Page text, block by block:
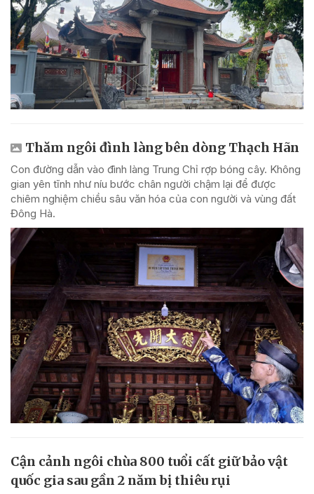
Thăm ngôi đình làng bên dòng Thạch Hãn
Con đường dẫn vào đình làng Trung Chỉ rợp bóng cây. Không
gian yên tĩnh như níu bước chân người chậm lại để được
chiêm nghiệm chiều sâu văn hóa của con người và vùng đất
Đông Hà.
Cận cảnh ngôi chùa 800 tuổi cất giữ bảo vật
quốc gia sau gần 2 năm bị thiêu rụi